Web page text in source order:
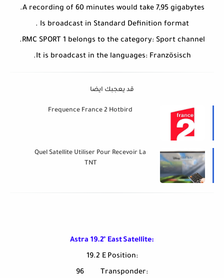
A recording of 60 minutes would take 7,95 gigabytes.
Is broadcast in Standard Definition format .
RMC SPORT 1 belongs to the category: Sport channel.
It is broadcast in the languages: Französisch.
قد يعجبك ايضا
Frequence France 2 Hotbird
Quel Satellite Utiliser Pour Recevoir La
TNT
Satellite:
Astra 19.2° East
Position:
19.2 E
Transponder:
96